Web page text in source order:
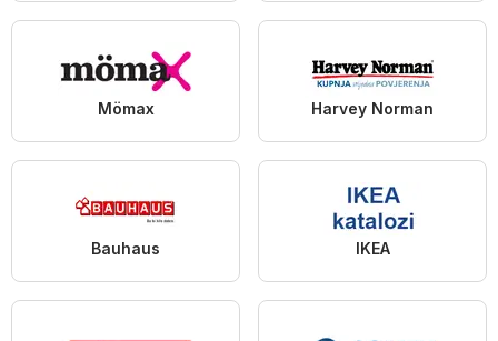
Mömax Harvey Norman
Bauhaus IKEA